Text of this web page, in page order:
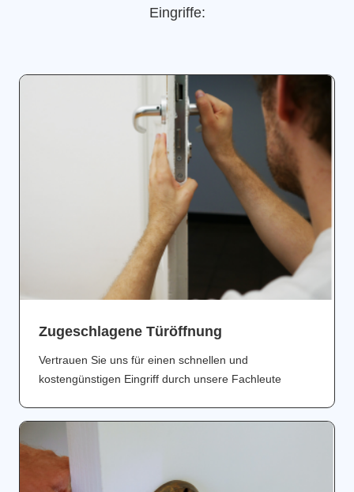
Eingriffe:
Zugeschlagene Türöffnung
Vertrauen Sie uns für einen schnellen und
kostengünstigen Eingriff durch unsere Fachleute